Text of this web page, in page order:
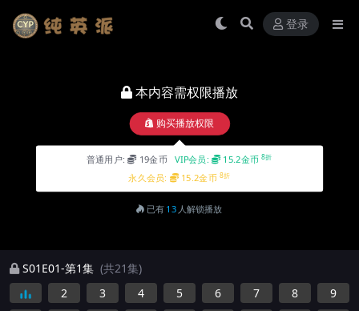
登录
本内容需权限播放
购买播放权限
普通用户: 19金币 VIP会员: 15.2金币 8折
永久会员: 15.2金币 8折
已有13 人解锁播放
S01E01-第1集 (共21集)
2
3 4 5 6 7 8
9